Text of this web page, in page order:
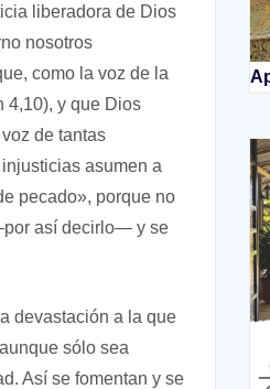
liberadora de Dios
nosotros
como la voz de la
4,10), y que Dios
de tantas
asumen a
pecado», porque no
así decirlo— y se
devastación a la que
sólo sea
Así se fomentan y se